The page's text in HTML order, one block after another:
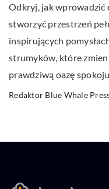
Odkryj, jak wprowadzić
stworzyć przestrzeń
inspirujących
strumyków, które
prawdziwą oazę spokoju.
Redaktor Blue Whale